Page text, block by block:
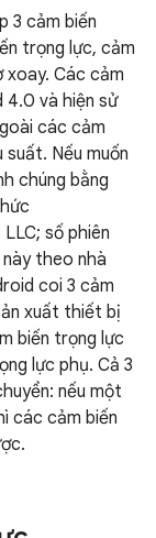
3 cảm biến
trọng lực, cảm
Các cảm
4.0 và hiện sử
các cảm
Nếu muốn
chúng bằng
số phiên
theo nhà
coi 3 cảm
xuất thiết bị
biến trọng lực
lực phụ. Cả 3
nếu một
các cảm biến